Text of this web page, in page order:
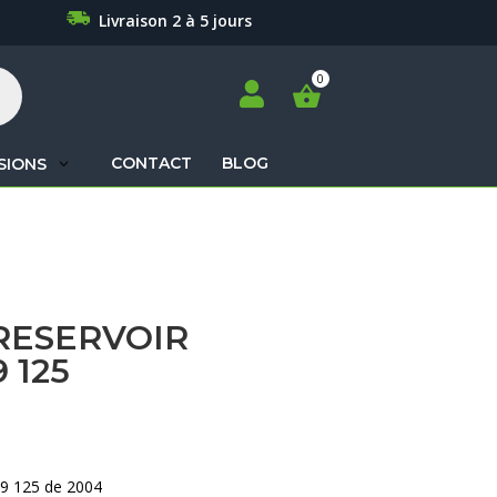
Livraison 2 à 5 jours

CONTACT BLOG
125
125 de 2004